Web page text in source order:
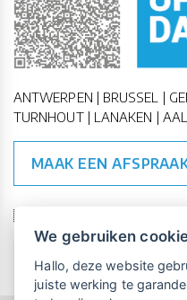
ANTWERPEN | BRUSSEL |
TURNHOUT | LANAKEN |
MAAK EEN
🇪🇺 🇧🇪
We gebruiken
Hallo, deze website
juiste werking te
een persoonlijke demo.